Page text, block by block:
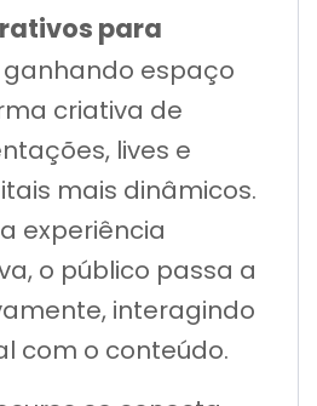
para
espaço
criativa de
lives e
mais dinâmicos.
experiência
o público passa a
interagindo
com o conteúdo.